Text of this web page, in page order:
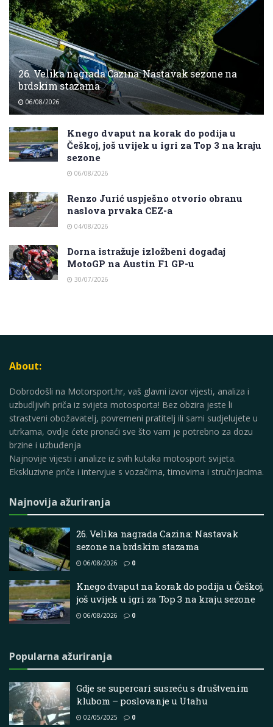
26. Velika nagrada Cazina: Nastavak sezone na
brdskim stazama
06/08/2026
Knego dvaput na korak do podija u
Češkoj, još uvijek u igri za Top 3 na kraju
sezone
06/08/2026
Renzo Jurić uspješno otvorio obranu
naslova prvaka CEZ-a
04/08/2026
Dorna istražuje izložbeni događaj
MotoGP na Austin F1 GP-u
30/07/2026
About:
Dobrodošli na Motorsport.hr, vaš glavni izvor vijesti, analiza i
uzbudljivih priča iz svijeta motosporta! Bez obzira jeste li
strastveni obožavatelj, povremeni pratitelj ili sami sudjelujete u
utrkama, ovdje ćete pronaći sve što vam je potrebno za dozu
brzine i uzbuđenja
Najnovije vijesti i analize iz svih kutaka motosport svijeta.
Ekskluzivne priče i intervjue s vozačima, timovima i stručnjacima.
Najnovija ažuriranja
26. Velika nagrada Cazina: Nastavak
sezone na brdskim stazama
06/08/2026 0
Knego dvaput na korak do podija u Češkoj,
još uvijek u igri za Top 3 na kraju sezone
06/08/2026 0
Popularna ažuriranja
Gdje se supercari susreću s društvenim
klubom – poslovanje u Utahu
02/05/2025 0